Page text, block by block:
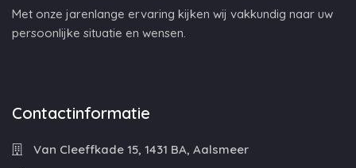
Met onze jarenlange ervaring kijken wij vakkundig naar uw
persoonlijke situatie en wensen.
Contactinformatie
Van Cleeffkade 15, 1431 BA, Aalsmeer